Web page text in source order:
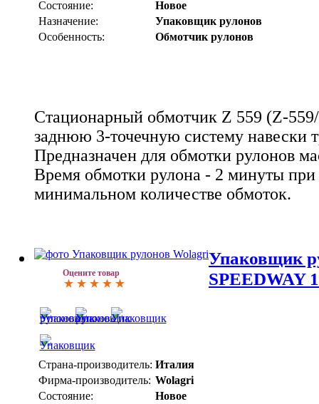
Состояние:
Новое
Назначение:
Упаковщик рулонов
Особенность:
Обмотчик рулонов
Стационарный обмотчик Z 559 (Z-
заднюю 3-точечную систему навески
Предназначен для обмотки рулонов
Время обмотки рулона - 2 минуты при
минимальном количестве обмоток.
Оцените товар
Упаковщик
SPEEDWAY
Страна-производитель: Италия
Фирма-производитель: Wolagri
Состояние:
Новое